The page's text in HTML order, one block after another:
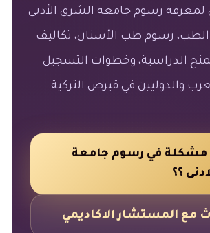
لمعرفة رسوم جامعة الشرق الأدنى
الطب، رسوم طب الأسنان، تكاليف
الدراسية، وخطوات التسجيل
والدوليين في قبرص التركية.
مشكلة في رسوم جامعة
؟؟
مع المستشار الاكاديمي